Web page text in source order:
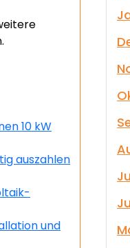
10 kW
auszahlen
und